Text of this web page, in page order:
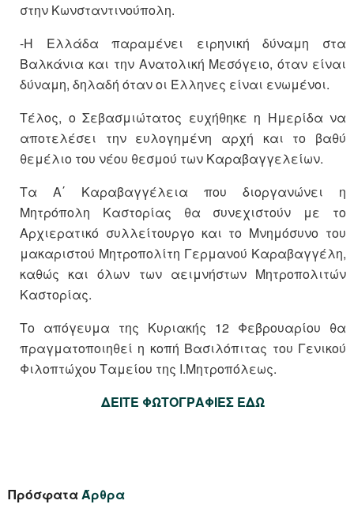
στην Κωνσταντινούπολη.
-Η Ελλάδα παραμένει ειρηνική δύναμη στα
Βαλκάνια και την Ανατολική Μεσόγειο, όταν είναι
δύναμη, δηλαδή όταν οι Έλληνες είναι ενωμένοι.
Τέλος, ο Σεβασμιώτατος ευχήθηκε η Ημερίδα να
αποτελέσει την ευλογημένη αρχή και το βαθύ
θεμέλιο του νέου θεσμού των Καραβαγγελείων.
Τα Α΄ Καραβαγγέλεια που διοργανώνει η
Μητρόπολη Καστορίας θα συνεχιστούν με το
Αρχιερατικό συλλείτουργο και το Μνημόσυνο του
μακαριστού Μητροπολίτη Γερμανού Καραβαγγέλη,
καθώς και όλων των αειμνήστων Μητροπολιτών
Καστορίας.
Το απόγευμα της Κυριακής 12 Φεβρουαρίου θα
πραγματοποιηθεί η κοπή Βασιλόπιτας του Γενικού
Φιλοπτώχου Ταμείου της Ι.Μητροπόλεως.
ΔΕΙΤΕ ΦΩΤΟΓΡΑΦΙΕΣ ΕΔΩ
ΠρόσφαταΆρθρα